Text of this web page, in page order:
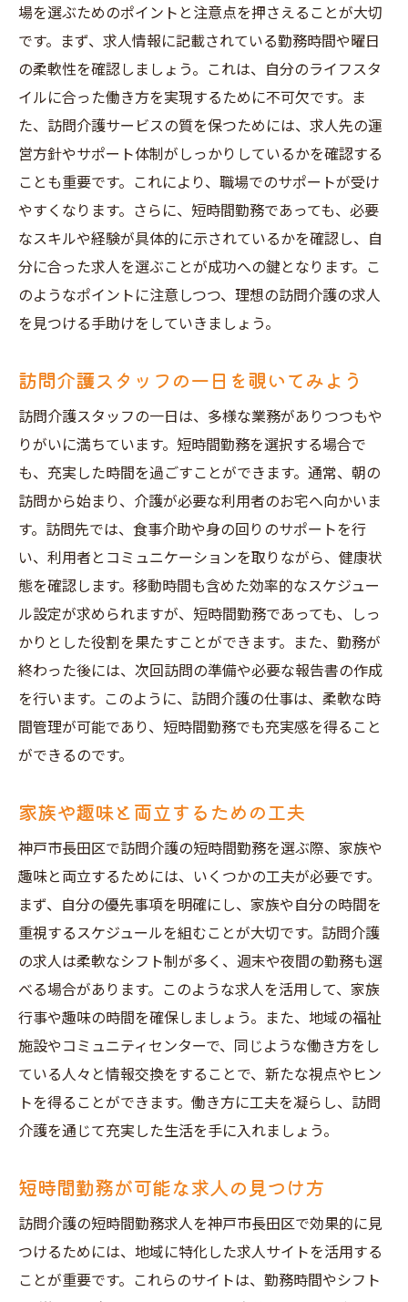
職場見学で確認したいこと
求人情報における労働条件の比較
短時間勤務を希望する際の面接対応術
神戸市長田区で訪問介護を始めるための一歩
訪問介護の基本知識と心構え
地域内での研修施設の活用法
訪問介護スタッフとしての初日の心構え
神戸市の介護福祉支援制度を理解しよう
訪問介護でのキャリアアップのステップ
福祉相談窓口で得られる情報とサポート
窓口相談での具体的な質問例
求人情報を得る際の心構えと事前準備
実際に窓口を訪れる時のポイント
福祉相談窓口を利用するメリットとは
訪問介護求人の情報交換の場としての活用
訪問介護求人選びで重要な地域特有のメリット
地域特有の介護サービスの特徴
地元で働くことの心理的安心感
地域内でのスキルアップの機会
訪問介護で地域に根付いた仕事をする意義
将来の地域貢献につながるキャリアパス
場を選ぶためのポイントと注意点を押さえることが大切
です。まず、求人情報に記載されている勤務時間や曜日
の柔軟性を確認しましょう。これは、自分のライフスタ
イルに合った働き方を実現するために不可欠です。ま
た、訪問介護サービスの質を保つためには、求人先の運
営方針やサポート体制がしっかりしているかを確認する
ことも重要です。これにより、職場でのサポートが受け
やすくなります。さらに、短時間勤務であっても、必要
なスキルや経験が具体的に示されているかを確認し、自
分に合った求人を選ぶことが成功への鍵となります。こ
のようなポイントに注意しつつ、理想の訪問介護の求人
を見つける手助けをしていきましょう。
訪問介護スタッフの一日を覗いてみよう
訪問介護スタッフの一日は、多様な業務がありつつもや
りがいに満ちています。短時間勤務を選択する場合で
も、充実した時間を過ごすことができます。通常、朝の
訪問から始まり、介護が必要な利用者のお宅へ向かいま
す。訪問先では、食事介助や身の回りのサポートを行
い、利用者とコミュニケーションを取りながら、健康状
態を確認します。移動時間も含めた効率的なスケジュー
ル設定が求められますが、短時間勤務であっても、しっ
かりとした役割を果たすことができます。また、勤務が
終わった後には、次回訪問の準備や必要な報告書の作成
を行います。このように、訪問介護の仕事は、柔軟な時
間管理が可能であり、短時間勤務でも充実感を得ること
ができるのです。
家族や趣味と両立するための工夫
神戸市長田区で訪問介護の短時間勤務を選ぶ際、家族や
趣味と両立するためには、いくつかの工夫が必要です。
まず、自分の優先事項を明確にし、家族や自分の時間を
重視するスケジュールを組むことが大切です。訪問介護
の求人は柔軟なシフト制が多く、週末や夜間の勤務も選
べる場合があります。このような求人を活用して、家族
行事や趣味の時間を確保しましょう。また、地域の福祉
施設やコミュニティセンターで、同じような働き方をし
ている人々と情報交換をすることで、新たな視点やヒン
トを得ることができます。働き方に工夫を凝らし、訪問
介護を通じて充実した生活を手に入れましょう。
短時間勤務が可能な求人の見つけ方
訪問介護の短時間勤務求人を神戸市長田区で効果的に見
つけるためには、地域に特化した求人サイトを活用する
ことが重要です。これらのサイトは、勤務時間やシフト